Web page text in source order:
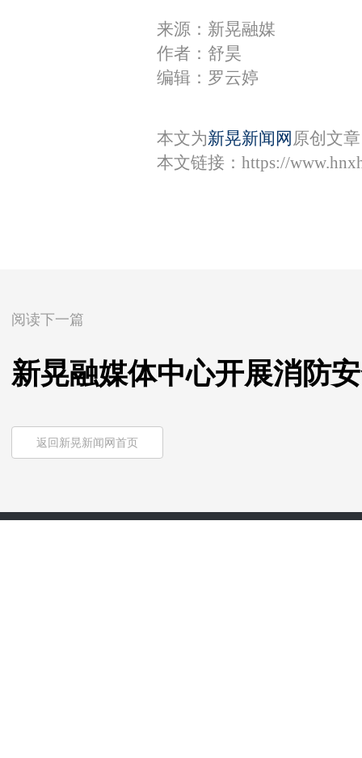
来源：新晃融媒
作者：舒昊
编辑：罗云婷
本文为新晃新闻网 原创文
本文链接： https://
阅读下一篇
新晃融媒体中心开展消防
返回新晃新闻网首页